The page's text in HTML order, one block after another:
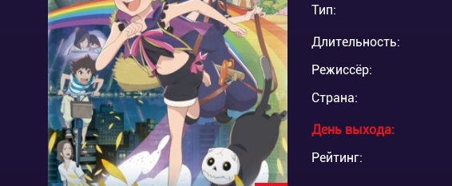
Тип:
Длительность:
Режиссёр:
Страна:
День выхода:
Рейтинг: